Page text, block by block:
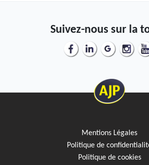
Suivez-nous sur la
Mentions Légales
Politique de
Politique de cookies